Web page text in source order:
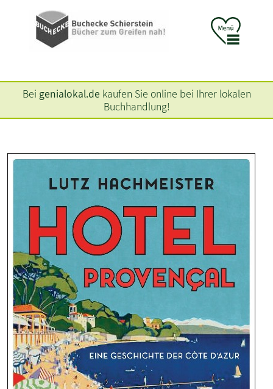
Bei genialokal.de kaufen Sie online bei Ihrer lokalen
Buchhandlung!